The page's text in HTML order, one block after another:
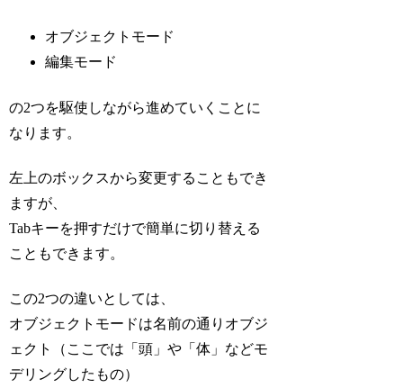
オブジェクトモード
編集モード
の2つを駆使しながら進めていくことに
なります。
左上のボックスから変更することもでき
ますが、
Tabキーを押すだけで簡単に切り替える
こともできます。
この2つの違いとしては、
オブジェクトモードは名前の通りオブジ
ェクト（ここでは「頭」や「体」などモ
デリングしたもの）